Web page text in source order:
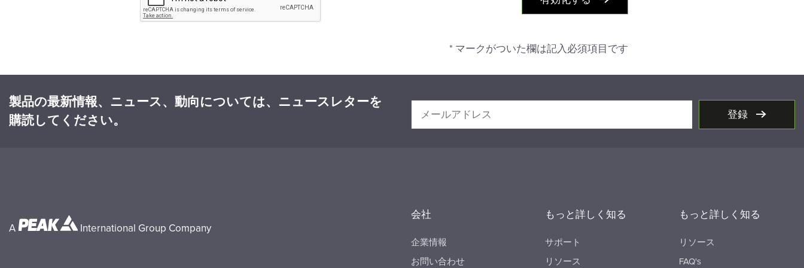
* マークがついた欄は記入必須項目です
製品の最新情報、ニュース、動向については、ニュースレターを
購読してください。
登録
A International Group Company
会社
企業情報
お問い合わせ
もっと詳しく知る
サポート
リソース
もっと詳しく知る
リソース
FAQ's